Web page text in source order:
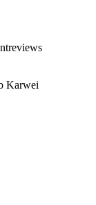
Karwei